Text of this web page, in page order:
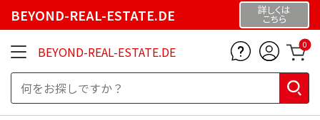
BEYOND-REAL-ESTATE.DE 詳しくは
こちら
BEYOND-REAL-ESTATE.DE 0